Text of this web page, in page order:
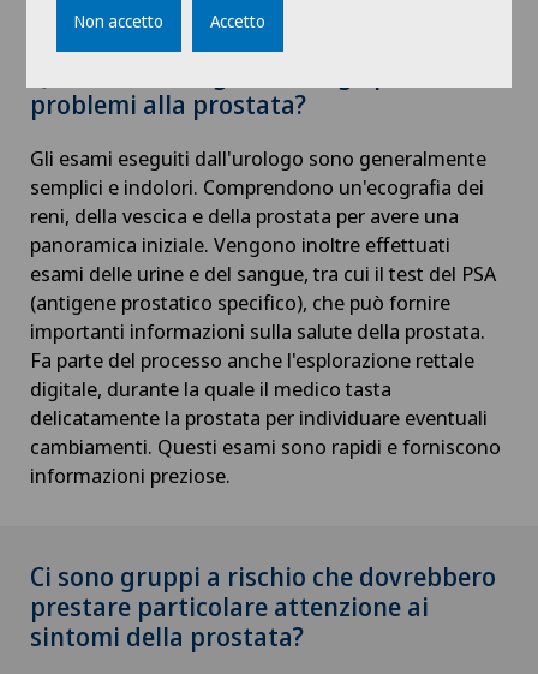
problemi alla prostata?
Gli esami eseguiti dall'urologo sono generalmente
semplici e indolori. Comprendono un'ecografia dei
reni, della vescica e della prostata per avere una
panoramica iniziale. Vengono inoltre effettuati
esami delle urine e del sangue, tra cui il test del PSA
(antigene prostatico specifico), che può fornire
importanti informazioni sulla salute della prostata.
Fa parte del processo anche l'esplorazione rettale
digitale, durante la quale il medico tasta
delicatamente la prostata per individuare eventuali
cambiamenti. Questi esami sono rapidi e forniscono
informazioni preziose.
Ci sono gruppi a rischio che dovrebbero
prestare particolare attenzione ai
sintomi della prostata?
Non accetto Accetto